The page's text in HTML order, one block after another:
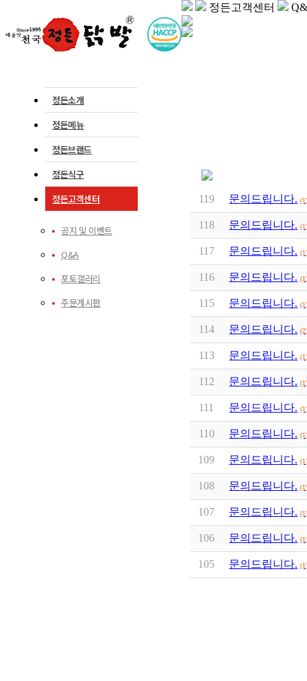
정든소개
정든메뉴
정든브랜드
정든식구
정든고객센터
공지 및 이벤트
Q&A
포토갤러리
주문게시판
정든고객센터
119 문의드립니다.
118 문의드립니다.
117 문의드립니다.
116 문의드립니다.
115 문의드립니다.
114 문의드립니다.
113 문의드립니다.
112 문의드립니다.
111 문의드립니다.
110 문의드립니다.
109 문의드립니다.
108 문의드립니다.
107 문의드립니다.
106 문의드립니다.
105 문의드립니다.